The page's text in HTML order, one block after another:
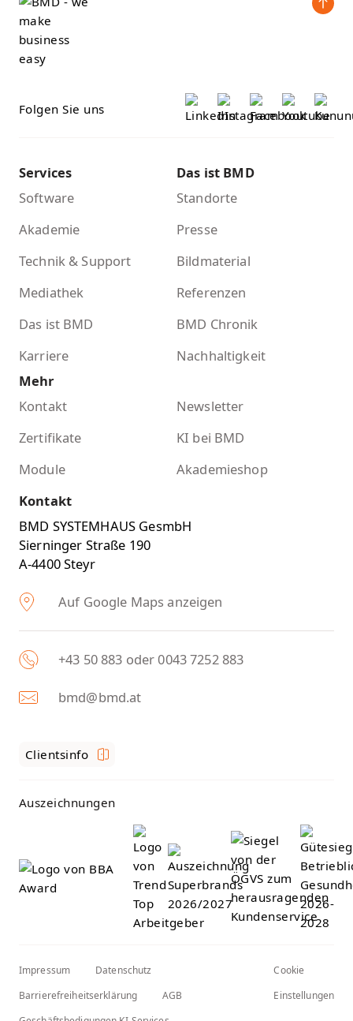
Folgen Sie uns
Services
Software
Akademie
Technik & Support
Mediathek
Das ist BMD
Karriere
Das ist BMD
Standorte
Presse
Bildmaterial
Referenzen
BMD Chronik
Nachhaltigkeit
Mehr
Kontakt
Newsletter
Zertifikate
KI bei BMD
Module
Akademieshop
Kontakt
BMD SYSTEMHAUS GesmbH
Sierninger Straße 190
A-4400 Steyr
Auf Google Maps anzeigen
+43 50 883 oder 0043 7252 883
bmd@bmd.at
Clientsinfo
Auszeichnungen
Impressum
Datenschutz
Barrierefreiheitserklärung
AGB
Cookie
Einstellungen